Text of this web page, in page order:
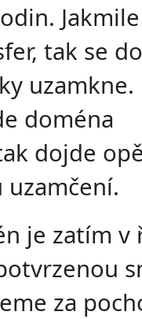
Jakmile
tak se
uzamkne.
doména
dojde
je zatím v
za